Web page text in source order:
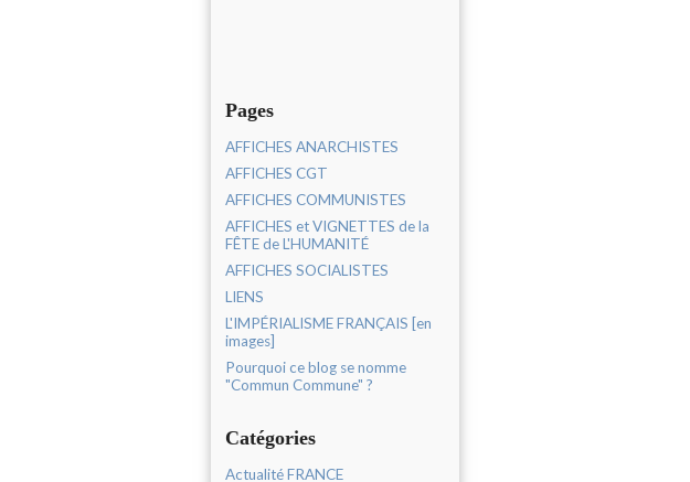
Pages
AFFICHES ANARCHISTES
AFFICHES CGT
AFFICHES COMMUNISTES
AFFICHES et VIGNETTES de la
FÊTE de L'HUMANITÉ
AFFICHES SOCIALISTES
LIENS
L'IMPÉRIALISME FRANÇAIS [en
images]
Pourquoi ce blog se nomme
"Commun Commune" ?
Catégories
Actualité FRANCE